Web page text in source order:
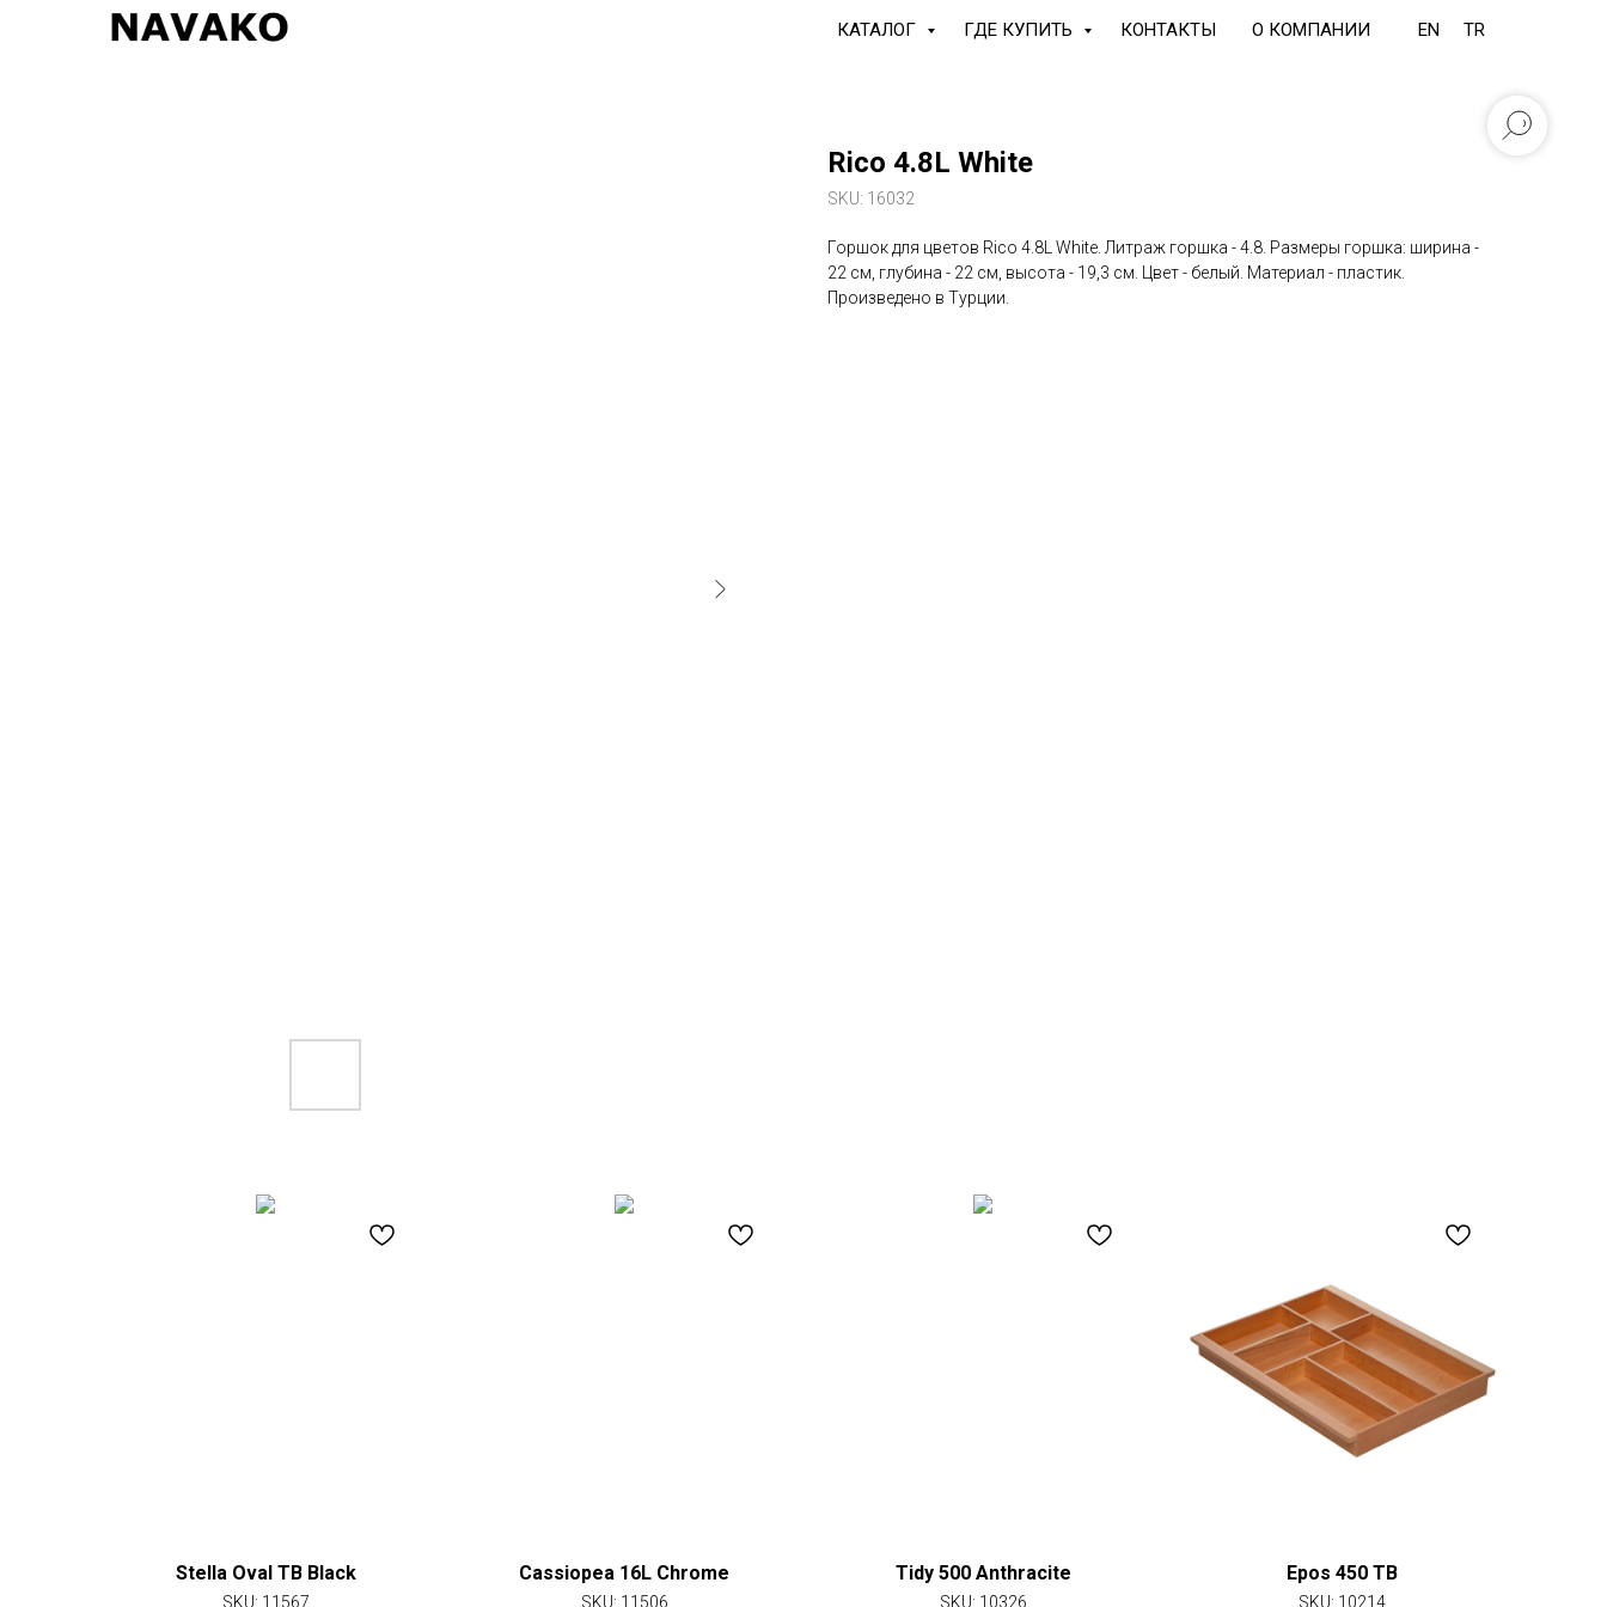
КАТАЛОГ ГДЕ КУПИТЬ КОНТАКТЫ О КОМПАНИИ EN TR
Rico 4.8L White
SKU: 16032
Горшок для цветов Rico 4.8L White. Литраж горшка - 4.8. Размеры горшка: ширина -
22 см, глубина - 22 см, высота - 19,3 см. Цвет - белый. Материал - пластик.
Произведено в Турции.
Stella Oval TB Black
SKU: 11567
Cassiopea 16L Chrome
SKU: 11506
Tidy 500 Anthracite
SKU: 10326
Epos 450 TB
SKU: 10214